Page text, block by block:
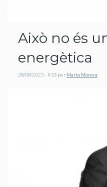
Això no és
energètica
28/08/2023 - 11:53 per Marta Morera